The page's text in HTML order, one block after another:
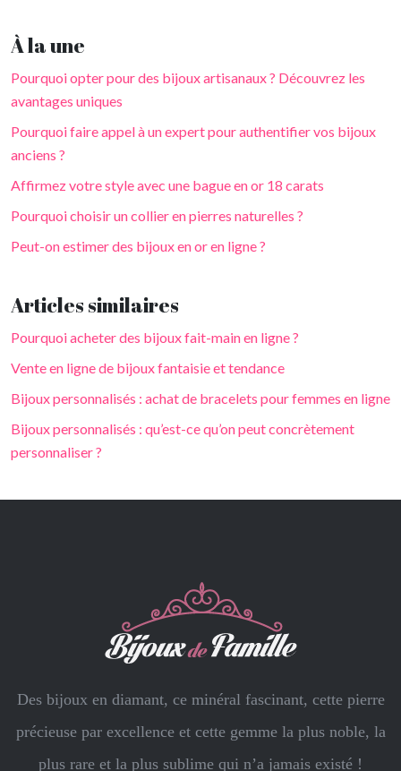
À la une
Pourquoi opter pour des bijoux artisanaux ? Découvrez les
avantages uniques
Pourquoi faire appel à un expert pour authentifier vos bijoux
anciens ?
Affirmez votre style avec une bague en or 18 carats
Pourquoi choisir un collier en pierres naturelles ?
Peut-on estimer des bijoux en or en ligne ?
Articles similaires
Pourquoi acheter des bijoux fait-main en ligne ?
Vente en ligne de bijoux fantaisie et tendance
Bijoux personnalisés : achat de bracelets pour femmes en ligne
Bijoux personnalisés : qu’est-ce qu’on peut concrètement
personnaliser ?
Des bijoux en diamant, ce minéral fascinant, cette pierre
précieuse par excellence et cette gemme la plus noble, la
plus rare et la plus sublime qui n’a jamais existé !